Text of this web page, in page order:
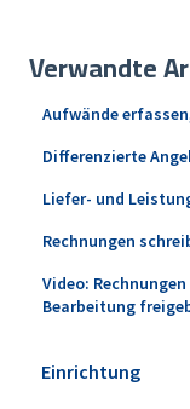
Verwandte
Aufwände
Differenzierte
Liefer- und
Rechnungen
Video:
Bearbeitung
Einrichtung